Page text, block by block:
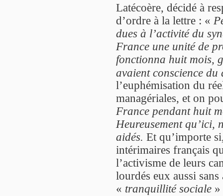
Latécoère, décidé à
d’ordre à la lettre : «
dues à l’activité du
France une unité de
fonctionna huit mois,
avaient conscience du
l’euphémisation du
managériales, et on
France pendant huit
Heureusement qu’ici,
aidés. Et qu’importe
intérimaires français
l’activisme de leurs
lourdés eux aussi
« tranquillité sociale